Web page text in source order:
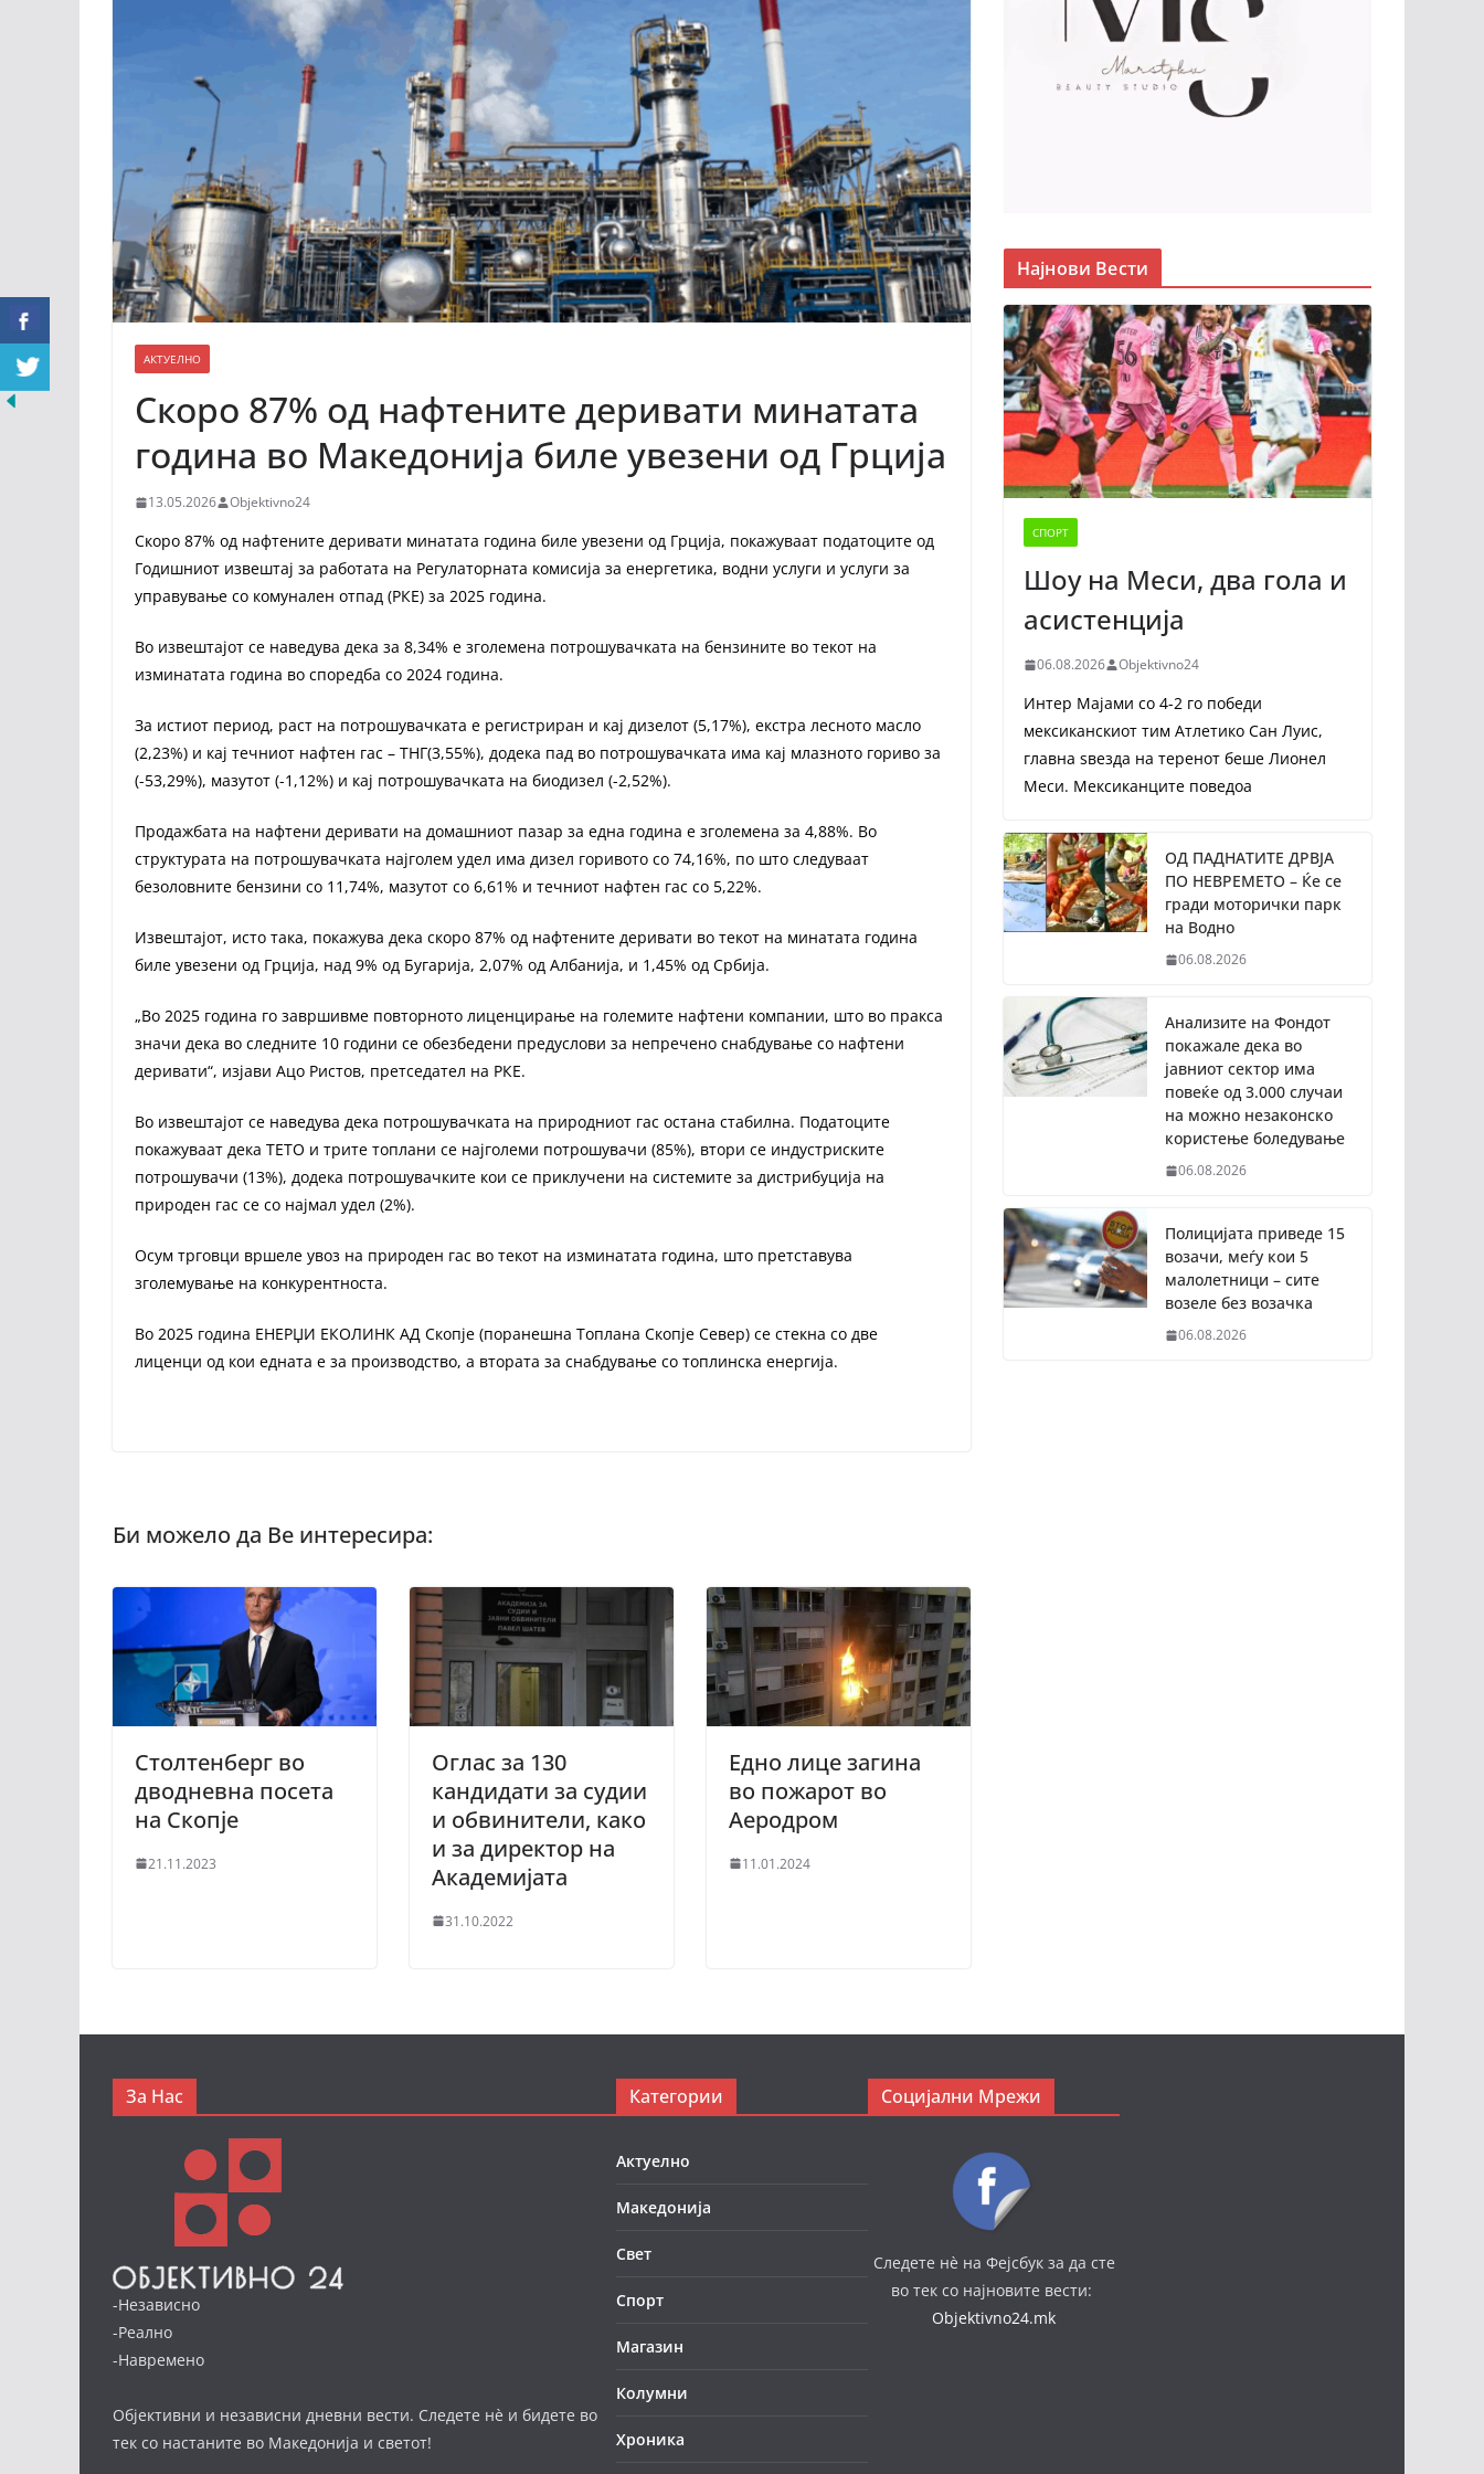
АКТУЕЛНО
Скоро 87% од нафтените деривати минатата
година во Македонија биле увезени од Грција
13.05.2026 Objektivno24
Скоро 87% од нафтените деривати минатата година биле увезени од Грција, покажуваат податоците од
Годишниот извештај за работата на Регулаторната комисија за енергетика, водни услуги и услуги за
управување со комунален отпад (РКЕ) за 2025 година.
Во извештајот се наведува дека за 8,34% е зголемена потрошувачката на бензините во текот на
изминатата година во споредба со 2024 година.
За истиот период, раст на потрошувачката е регистриран и кај дизелот (5,17%), екстра лесното масло
(2,23%) и кај течниот нафтен гас – ТНГ(3,55%), додека пад во потрошувачката има кај млазното гориво за
(-53,29%), мазутот (-1,12%) и кај потрошувачката на биодизел (-2,52%).
Продажбата на нафтени деривати на домашниот пазар за една година е зголемена за 4,88%. Во
структурата на потрошувачката најголем удел има дизел горивото со 74,16%, по што следуваат
безоловните бензини со 11,74%, мазутот со 6,61% и течниот нафтен гас со 5,22%.
Извештајот, исто така, покажува дека скоро 87% од нафтените деривати во текот на минатата година
биле увезени од Грција, над 9% од Бугарија, 2,07% од Албанија, и 1,45% од Србија.
„Во 2025 година го завршивме повторното лиценцирање на големите нафтени компании, што во пракса
значи дека во следните 10 години се обезбедени предуслови за непречено снабдување со нафтени
деривати“, изјави Ацо Ристов, претседател на РКЕ.
Во извештајот се наведува дека потрошувачката на природниот гас остана стабилна. Податоците
покажуваат дека ТЕТО и трите топлани се најголеми потрошувачи (85%), втори се индустриските
потрошувачи (13%), додека потрошувачките кои се приклучени на системите за дистрибуција на
природен гас се со најмал удел (2%).
Осум трговци вршеле увоз на природен гас во текот на изминатата година, што претставува
зголемување на конкурентноста.
Во 2025 година ЕНЕРЏИ ЕКОЛИНК АД Скопје (поранешна Топлана Скопје Север) се стекна со две
лиценци од кои едната е за производство, а втората за снабдување со топлинска енергија.
Столтенберг во
дводневна посета
на Скопје
21.11.2023
Оглас за 130
кандидати за судии
и обвинители, како
и за директор на
Академијата
31.10.2022
Едно лице загина
во пожарот во
Аеродром
11.01.2024
Најнови Вести
СПОРТ
Шоу на Меси, два гола и
асистенција
06.08.2026 Objektivno24
Интер Мајами со 4-2 го победи
мексиканскиот тим Атлетико Сан Луис,
главна ѕвезда на теренот беше Лионел
Меси. Мексиканците поведоа
ОД ПАДНАТИТЕ ДРВЈА
ПО НЕВРЕМЕТО – Ќе се
гради моторички парк
на Водно
06.08.2026
Анализите на Фондот
покажале дека во
јавниот сектор има
повеќе од 3.000 случаи
на можно незаконско
користење боледување
06.08.2026
Полицијата приведе 15
возачи, меѓу кои 5
малолетници – сите
возеле без возачка
06.08.2026
За Нас
-Независно
-Реално
-Навремено
Објективни и независни дневни вести. Следете нè и бидете во
тек со настаните во Македонија и светот!
Категории
Актуелно
Македонија
Свет
Спорт
Магазин
Колумни
Хроника
Социјални Мрежи
Следете нè на Фејсбук за да сте
во тек со најновите вести:
Objektivno24.mk